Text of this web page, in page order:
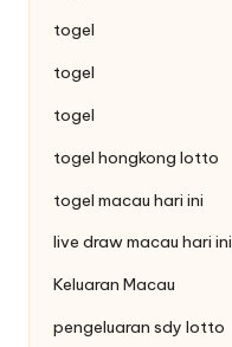
togel
togel
togel
togel hongkong lotto
togel macau hari ini
live draw macau hari ini
Keluaran Macau
pengeluaran sdy lotto